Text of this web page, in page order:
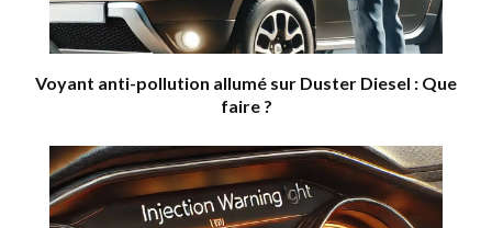
Voyant anti-pollution allumé sur Duster Diesel : Que
faire ?